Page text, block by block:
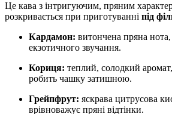
Це кава з інтригуючим, пряним
розкривається при приготуванні під
Кардамон: витончена пряна
екзотичного звучання.
Кориця: теплий, солодкий
робить чашку затишною.
Грейпфрут: яскрава цитрусова
врівноважує пряні відтінки.